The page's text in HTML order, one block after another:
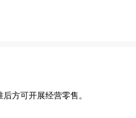
方可开展经营零售。